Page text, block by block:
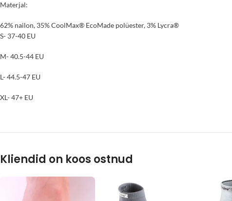
Materjal:
62% nailon, 35% CoolMax® EcoMade polüester, 3% Lycra®
S- 37-40 EU
M- 40.5-44 EU
L- 44.5-47 EU
XL- 47+ EU
Kliendid on koos ostnud